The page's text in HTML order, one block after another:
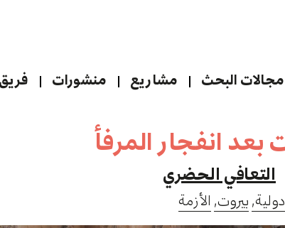
مجالات البحث مشاريع منشورات
بعد انفجار المرفأ
التعافي الحضري
بيروت, الأزمة